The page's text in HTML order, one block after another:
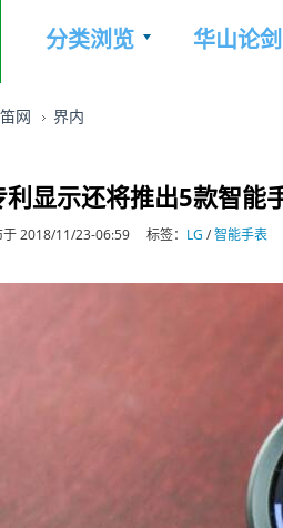
分类浏览 华山论剑
网 界内
利显示还将推出5款智能
于 2018/11/23-06:59 标签： LG /智能手表